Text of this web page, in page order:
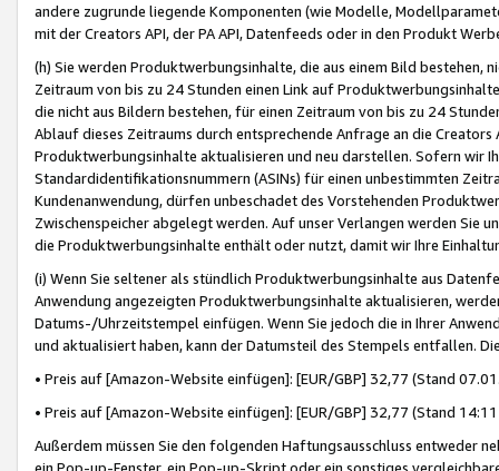
andere zugrunde liegende Komponenten (wie Modelle,
mit der Creators API, der PA API, Datenfeeds oder in den Produkt
(h) Sie werden Produktwerbungsinhalte, die aus einem Bild bestehen,
Zeitraum von bis zu 24 Stunden einen Link auf
die nicht aus Bildern bestehen, für einen Zeitraum von bis zu 24
Ablauf dieses Zeitraums durch entsprechende Anfrage an die
Produktwerbungsinhalte aktualisieren und neu darstellen. Sofern wir
Standardidentifikationsnummern (ASINs) für einen unbestimmten
Kundenanwendung, dürfen unbeschadet des Vorstehenden
Zwischenspeicher abgelegt werden. Auf unser Verlangen werden Sie
die Produktwerbungsinhalte enthält oder nutzt, damit wir Ihre
(i) Wenn Sie seltener als stündlich Produktwerbungsinhalte aus
Anwendung angezeigten Produktwerbungsinhalte aktualisieren,
Datums-/Uhrzeitstempel einfügen. Wenn Sie jedoch die in Ihrer
und aktualisiert haben, kann der Datumsteil des Stempels entfallen.
• Preis auf [Amazon-Website einfügen]: [EUR/GBP] 32,77 (Stand
• Preis auf [Amazon-Website einfügen]: [EUR/GBP] 32,77 (Stand
Außerdem müssen Sie den folgenden Haftungsausschluss entweder
ein Pop-up-Fenster, ein Pop-up-Skript oder ein sonstiges